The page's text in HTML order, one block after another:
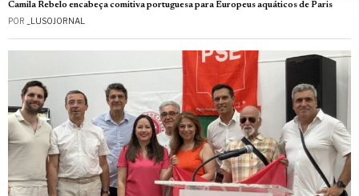
Camila Rebelo encabeça comitiva portuguesa para Europeus aquáticos de Paris
POR _LUSOJORNAL